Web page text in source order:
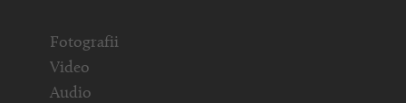
Fotografii
Video
Audio